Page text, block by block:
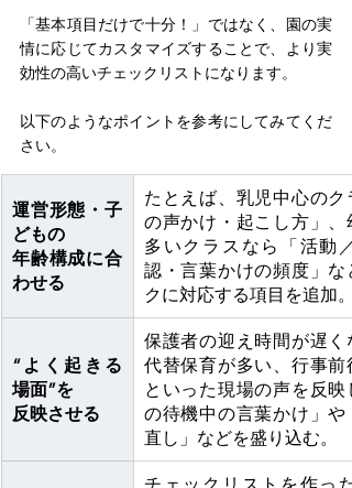
「基本項目だけで十分！」ではなく、園の実
情に応じてカスタマイズすることで、より実
効性の高いチェックリストになります。
以下のようなポイントを参考にしてみてくだ
さい。
運営形態・子
どもの
年齢構成に合
わせる
たとえば、乳児中心のク
の声かけ・起こし方」、
多いクラスなら「活動
認・言葉かけの頻度」な
クに対応する項目を追加。
“よく起きる
場面”を
反映させる
保護者の迎え時間が遅く
代替保育が多い、行事前
といった現場の声を反映
の待機中の言葉かけ」や
直し」などを盛り込む。